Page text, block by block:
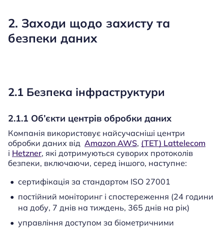
2. Заходи щодо захисту та
безпеки даних
2.1 Безпека інфраструктури
2.1.1 Об’єкти центрів обробки даних
Компанія використовує найсучасніші центри
обробки даних від Amazon AWS, (TET) Lattelecom
і Hetzner, які дотримуються суворих протоколів
безпеки, включаючи, серед іншого, наступне:
сертифікація за стандартом ISO 27001
постійний моніторинг і спостереження (24 години
на добу, 7 днів на тиждень, 365 днів на рік)
управління доступом за біометричними